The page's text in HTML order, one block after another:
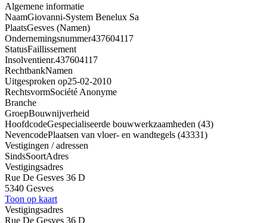
Algemene informatie
NaamGiovanni-System Benelux Sa
PlaatsGesves (Namen)
Ondernemingsnummer437604117
StatusFaillissement
Insolventienr.437604117
RechtbankNamen
Uitgesproken op25-02-2010
RechtsvormSociété Anonyme
Branche
GroepBouwnijverheid
HoofdcodeGespecialiseerde bouwwerkzaamheden (43)
NevencodePlaatsen van vloer- en wandtegels (43331)
Vestigingen / adressen
SindsSoortAdres
Vestigingsadres
Rue De Gesves 36 D
5340 Gesves
Toon op kaart
Vestigingsadres
Rue De Gesves 36 D